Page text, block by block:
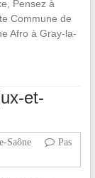
Pensez à
Commune de
Afro à Gray-la-
et-
Saône
Pas